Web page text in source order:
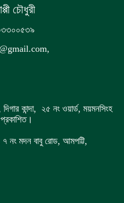
চৌধুরী
দিগার কান্দা, ২৫ নং ওয়ার্ড, ময়মনসিংহ
৭ নং মদন বাবু রোড, আমপট্টি,